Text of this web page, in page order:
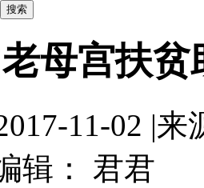
母宫扶
11-02 |来
辑： 君君